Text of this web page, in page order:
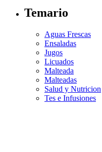
Temario
Aguas Frescas
Ensaladas
Jugos
Licuados
Malteada
Malteadas
Salud y Nutricion
Tes e Infusiones